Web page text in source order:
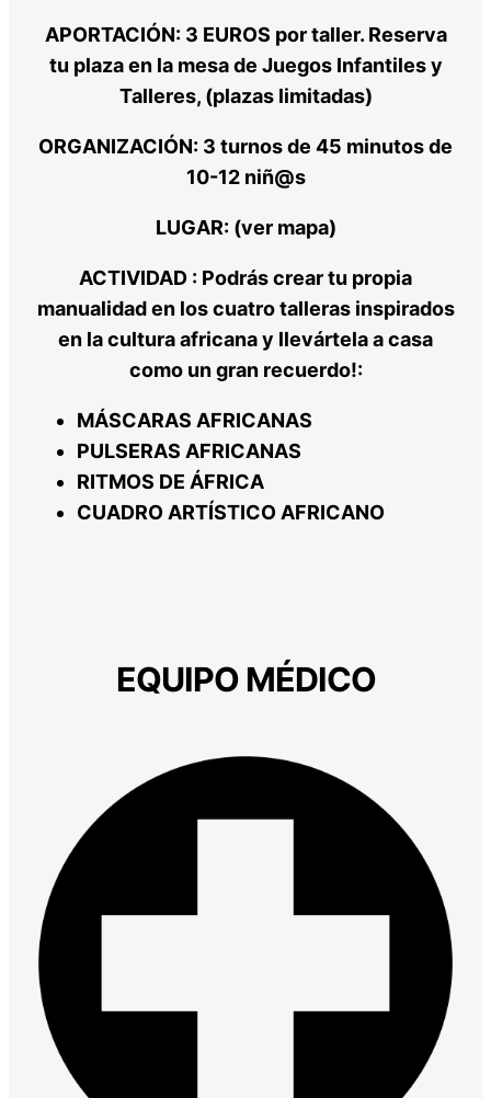
APORTACIÓN: 3 EUROS por taller. Reserva
tu plaza en la mesa de Juegos Infantiles y
Talleres, (plazas limitadas)
ORGANIZACIÓN: 3 turnos de 45 minutos de
10-12 niñ@s
LUGAR: (ver mapa)
ACTIVIDAD : Podrás crear tu propia
manualidad en los cuatro talleras inspirados
en la cultura africana y llevártela a casa
como un gran recuerdo!:
MÁSCARAS AFRICANAS
PULSERAS AFRICANAS
RITMOS DE ÁFRICA
CUADRO ARTÍSTICO AFRICANO
EQUIPO MÉDICO